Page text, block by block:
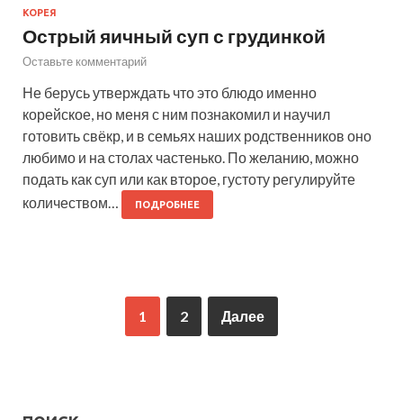
КОРЕЯ
Острый яичный суп с грудинкой
Оставьте комментарий
Не берусь утверждать что это блюдо именно
корейское, но меня с ним познакомил и научил
готовить свёкр, и в семьях наших родственников оно
любимо и на столах частенько. По желанию, можно
подать как суп или как второе, густоту регулируйте
количеством…
ПОДРОБНЕЕ
1 2 Далее